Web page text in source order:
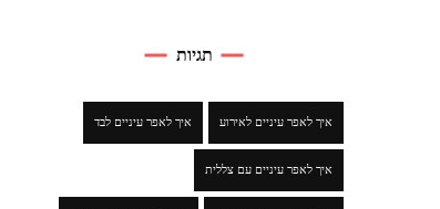
תגיות
איך לאפר עיניים לאירוע איך לאפר עיניים לבד
איך לאפר עיניים עם צללית